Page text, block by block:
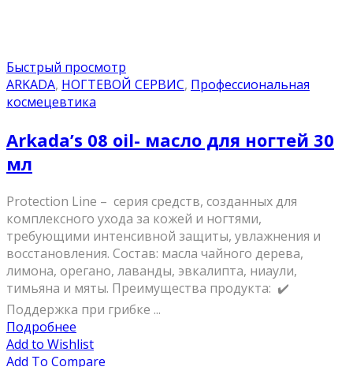
Быстрый просмотр
ARKADA, НОГТЕВОЙ СЕРВИС, Профессиональная
космецевтика
Arkada’s 08 oil- масло для ногтей 30
мл
Protection Line – серия средств, созданных для
комплексного ухода за кожей и ногтями,
требующими интенсивной защиты, увлажнения и
восстановления. Состав: масла чайного дерева,
лимона, орегано, лаванды, эвкалипта, ниаули,
тимьяна и мяты. Преимущества продукта: ✔️
Поддержка при грибке ...
Подробнее
Add to Wishlist
Add To Compare